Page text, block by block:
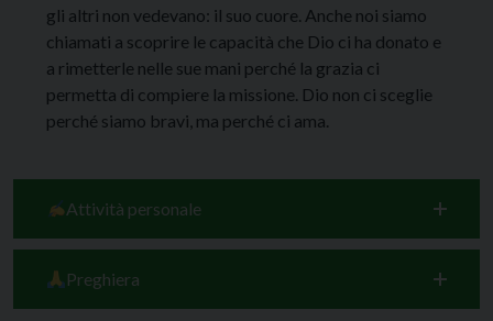
gli altri non vedevano: il suo cuore. Anche noi siamo
chiamati a scoprire le capacità che Dio ci ha donato e
a rimetterle nelle sue mani perché la grazia ci
permetta di compiere la missione. Dio non ci sceglie
perché siamo bravi, ma perché ci ama.
Attività personale
Preghiera